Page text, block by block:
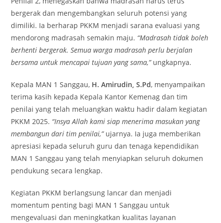
bergerak dan mengembangkan seluruh potensi yang
dimiliki. Ia berharap PKKM menjadi sarana evaluasi yang
mendorong madrasah semakin maju. “Madrasah tidak boleh
berhenti bergerak. Semua warga madrasah perlu berjalan
bersama untuk mencapai tujuan yang sama,”ungkapnya.
Kepala MAN 1 Sanggau, H. Amirudin, S.Pd, menyampaikan
terima kasih kepada Kepala Kantor Kemenag dan tim
penilai yang telah meluangkan waktu hadir dalam kegiatan
PKKM 2025. “Insya Allah kami siap menerima masukan yang
membangun dari tim penilai,”ujarnya. Ia juga memberikan
apresiasi kepada seluruh guru dan tenaga kependidikan
MAN 1 Sanggau yang telah menyiapkan seluruh dokumen
pendukung secara lengkap.
Kegiatan PKKM berlangsung lancar dan menjadi
momentum penting bagi MAN 1 Sanggau untuk
mengevaluasi dan meningkatkan kualitas layanan